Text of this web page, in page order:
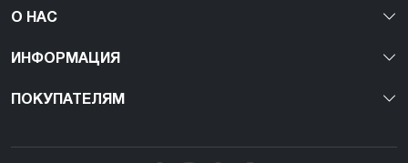
О НАС
ИНФОРМАЦИЯ
ПОКУПАТЕЛЯМ